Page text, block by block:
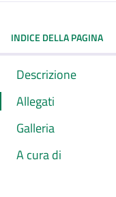
INDICE DELLA PAGINA
Descrizione
Allegati
Galleria
A cura di